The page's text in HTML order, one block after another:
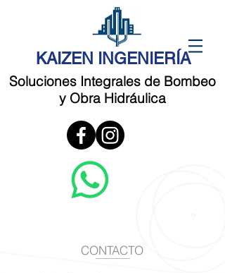
KAIZEN INGENIERÍA
Soluciones Integrales de Bombeo
y Obra Hidráulica
CONTACTO